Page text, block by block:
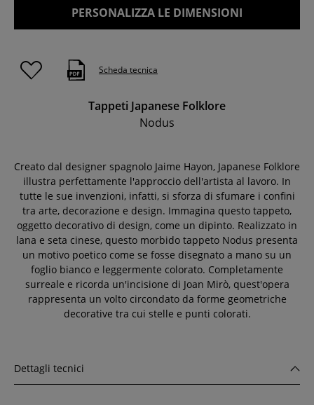
PERSONALIZZA LE DIMENSIONI
Scheda tecnica
Tappeti Japanese Folklore
Nodus
Creato dal designer spagnolo Jaime Hayon, Japanese Folklore
illustra perfettamente l'approccio dell'artista al lavoro. In
tutte le sue invenzioni, infatti, si sforza di sfumare i confini
tra arte, decorazione e design. Immagina questo tappeto,
oggetto decorativo di design, come un dipinto. Realizzato in
lana e seta cinese, questo morbido tappeto Nodus presenta
un motivo poetico come se fosse disegnato a mano su un
foglio bianco e leggermente colorato. Completamente
surreale e ricorda un'incisione di Joan Mirò, quest'opera
rappresenta un volto circondato da forme geometriche
decorative tra cui stelle e punti colorati.
Dettagli tecnici